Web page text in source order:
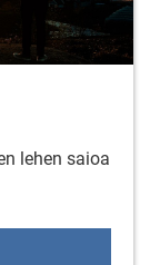
lehen saioa